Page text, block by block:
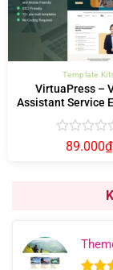
Template
VirtuaPress –
Assistant Service
Được
89.000₫